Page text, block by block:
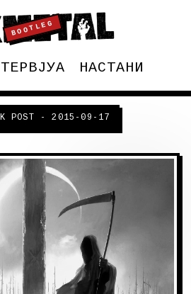
BOOTLEG
НАСТАНИ
POST - 2015-09-17